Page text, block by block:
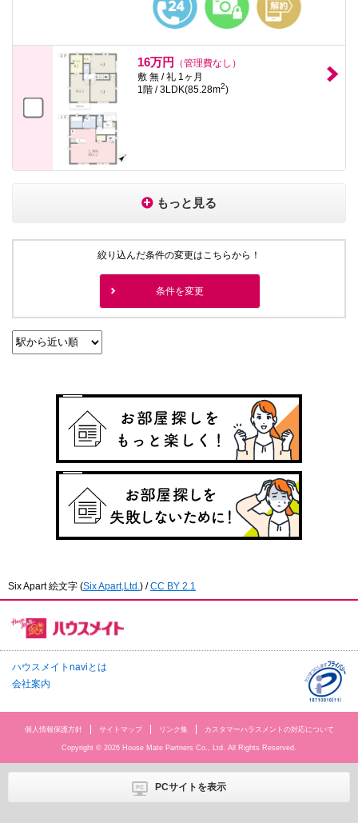
16万円
（管理費なし）
敷 無 / 礼 1ヶ月
1階 / 3LDK(85.28m2)
もっと見る
絞り込んだ条件の変更はこちらから！
条件を変更
Six Apart 絵文字 (Six Apart,Ltd. ) /CC BY 2.1
ハウスメイトnaviとは
会社案内
個人情報保護方針 サイトマップ リンク集 カスタマーハラスメントの対応について
Copyright © 2026 House Mate Partners Co., Ltd. All Rights Reserved.
PCサイトを表示